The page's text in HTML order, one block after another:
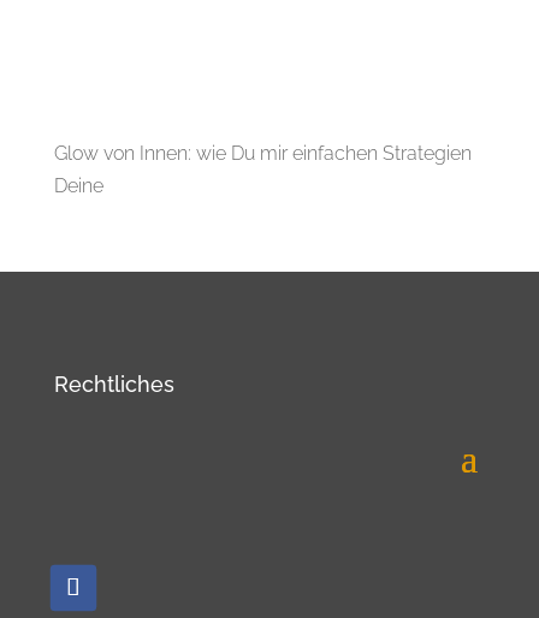
Glow von Innen: wie Du mir einfachen Strategien
Deine
Rechtliches